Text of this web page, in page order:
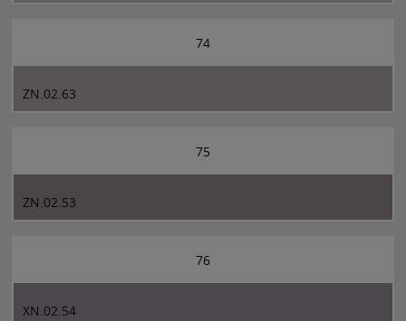
74
ZN.02.63
75
ZN.02.53
76
XN.02.54